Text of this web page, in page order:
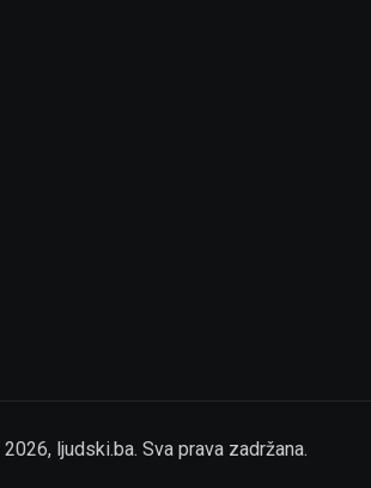
2026, ljudski.ba. Sva prava zadržana.